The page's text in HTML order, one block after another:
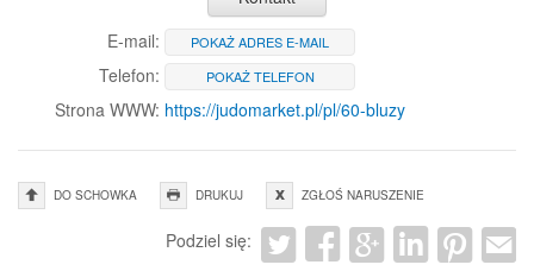
E-mail:
POKAŻ ADRES E-MAIL
Telefon: POKAŻ TELEFON
Strona WWW: https://judomarket.pl/pl/60-bluzy
DO SCHOWKA DRUKUJ ZGŁOŚ NARUSZENIE
Podziel się: